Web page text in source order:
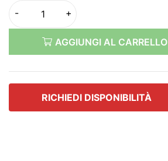
AGGIUNGI AL CARRELLO
RICHIEDI DISPONIBILITÀ